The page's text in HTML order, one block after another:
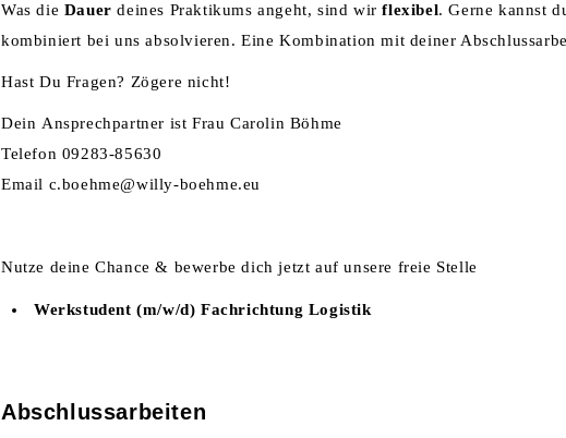
Was die Dauer deines Praktikums angeht, sind wirflexibel. Gerne kannst
kombiniert bei uns absolvieren. Eine Kombination mit deiner
Hast Du Fragen? Zögere nicht!
Dein Ansprechpartner ist Frau Carolin Böhme
Telefon 09283-85630
Email c.boehme@willy-boehme.eu
Nutze deine Chance & bewerbe dich jetzt auf unsere freie Stelle
Werkstudent (m/w/d) Fachrichtung Logistik
Abschlussarbeiten